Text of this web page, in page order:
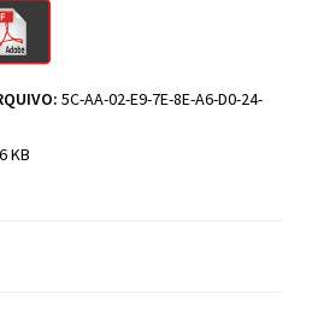
5C-AA-02-E9-7E-8E-A6-D0-24-
KB